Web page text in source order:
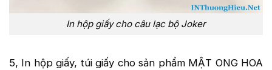
In hộp giấy cho câu lạc bộ Joker
5, In hộp giấy, túi giấy cho sản phẩm MẬT ONG HOA